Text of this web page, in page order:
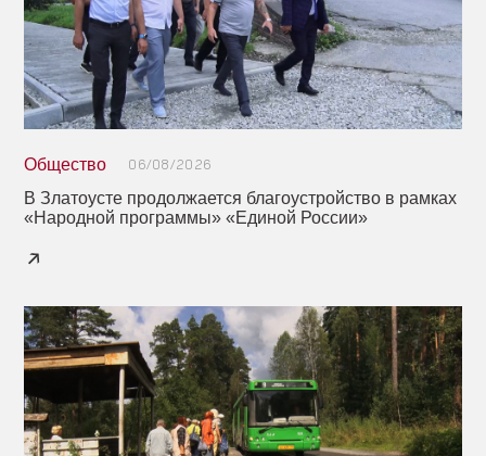
Общество 06/08/2026
В Златоусте продолжается благоустройство в рамках
«Народной программы» «Единой России»